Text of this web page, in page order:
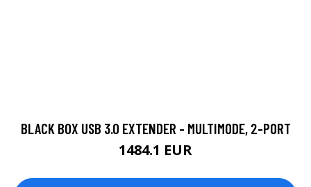
BLACK BOX USB 3.0 EXTENDER - MULTIMODE, 2-PORT
1484.1 EUR